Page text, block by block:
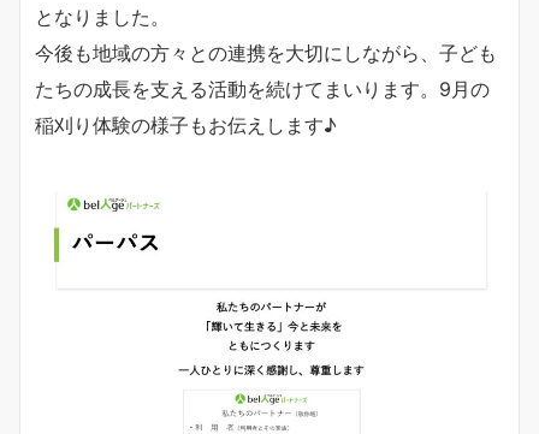
となりました。
今後も地域の方々との連携を大切にしながら、子ども
たちの成長を支える活動を続けてまいります。9月の
稲刈り体験の様子もお伝えします♪